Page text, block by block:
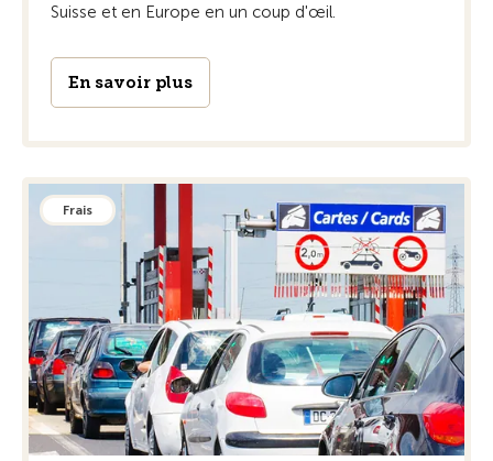
Suisse et en Europe en un coup d'œil.
En savoir plus
Frais